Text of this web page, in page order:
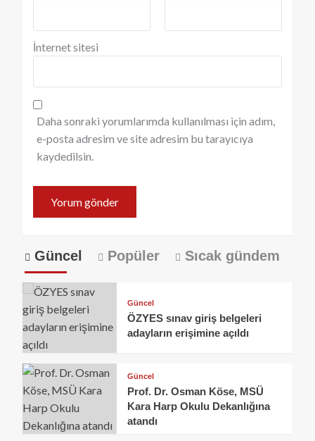
İnternet sitesi
Daha sonraki yorumlarımda kullanılması için adım,
e-posta adresim ve site adresim bu tarayıcıya
kaydedilsin.
Güncel Popüler Sıcak gündem
Güncel
ÖZYES sınav giriş belgeleri
adayların erişimine açıldı
Güncel
Prof. Dr. Osman Köse, MSÜ
Kara Harp Okulu Dekanlığına
atandı